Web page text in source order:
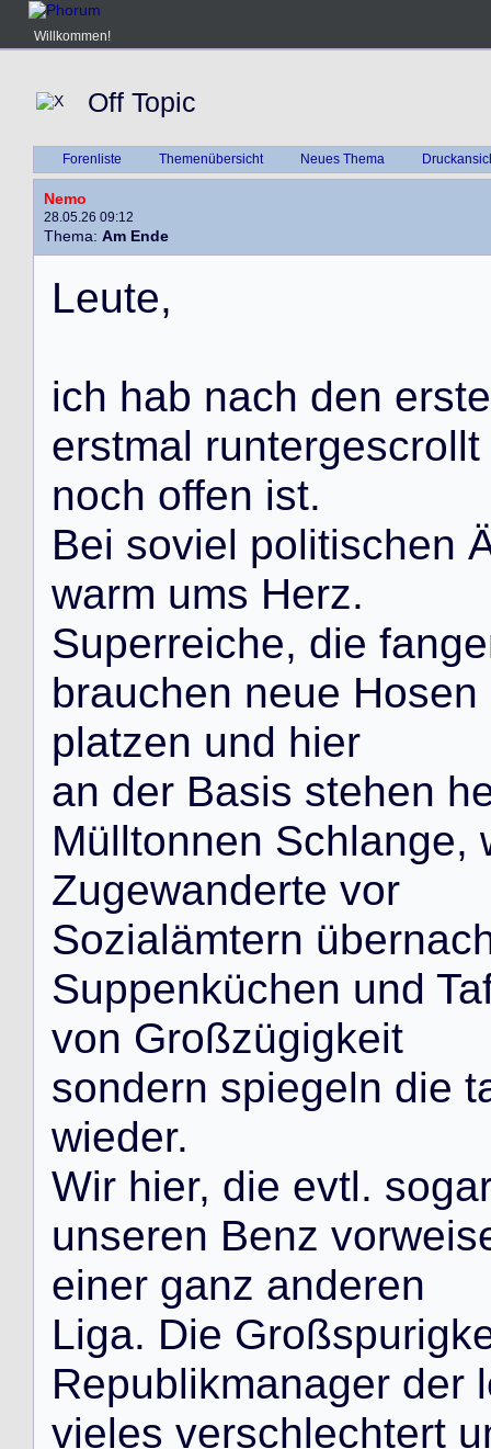
Willkommen!
Off Topic
Forenliste Themenübersicht Neues Thema
Nemo
28.05.26 09:12
Thema: Am Ende
Leute,
ich hab nach den erste
erstmal runtergescrollt
noch offen ist.
Bei soviel politischen
warm ums Herz.
Superreiche, die fange
brauchen neue Hosen
platzen und hier
an der Basis stehen h
Mülltonnen Schlange,
Zugewanderte vor
Sozialämtern übernac
Suppenküchen und Ta
von Großzügigkeit
sondern spiegeln die t
wieder.
Wir hier, die evtl. soga
unseren Benz vorweis
einer ganz anderen
Liga. Die Großspurigk
Republikmanager der l
vieles verschlechtert u